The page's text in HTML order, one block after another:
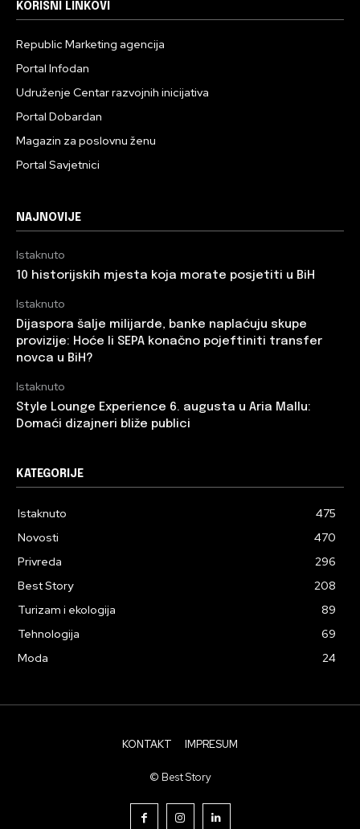
KORISNI LINKOVI
Republic Marketing agencija
Portal Infodan
Udruženje Centar razvojnih inicijativa
Portal Dobardan
Magazin za poslovnu ženu
Portal Savjetnici
NAJNOVIJE
Istaknuto
10 historijskih mjesta koja morate posjetiti u BiH
Istaknuto
Dijaspora šalje milijarde, banke naplaćuju skupe
provizije: Hoće li SEPA konačno pojeftiniti transfer
novca u BiH?
Istaknuto
Style Lounge Experience 6. augusta u Aria Mallu:
Domaći dizajneri bliže publici
KATEGORIJE
Istaknuto
475
Novosti
470
Privreda
296
Best Story
208
Turizam i ekologija
89
Tehnologija
69
Moda
24
KONTAKT IMPRESUM
© Best Story